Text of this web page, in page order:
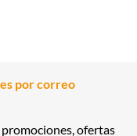
por correo
ofertas